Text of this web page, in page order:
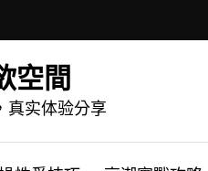
空間
真实体验分享